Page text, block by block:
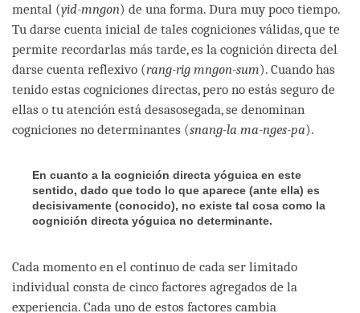
mental (yid-mngon) de una forma. Dura muy poco tiempo.
Tu darse cuenta inicial de tales cogniciones válidas, que te
permite recordarlas más tarde, es la cognición directa del
darse cuenta reflexivo (rang-rig mngon-sum). Cuando has
tenido estas cogniciones directas, pero no estás seguro de
ellas o tu atención está desasosegada, se denominan
cogniciones no determinantes (snang-la ma-nges-pa).
En cuanto a la cognición directa yóguica en este
sentido, dado que todo lo que aparece (ante ella) es
decisivamente (conocido), no existe tal cosa como la
cognición directa yóguica no determinante.
Cada momento en el continuo de cada ser limitado
individual consta de cinco factores agregados de la
experiencia. Cada uno de estos factores cambia